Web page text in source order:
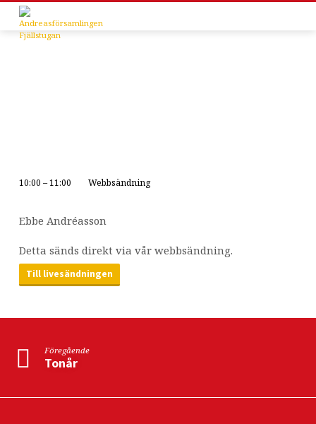
10:00 – 11:00 Webbsändning
Ebbe Andréasson
Detta sänds direkt via vår webbsändning.
Till livesändningen
Föregående
Tonår